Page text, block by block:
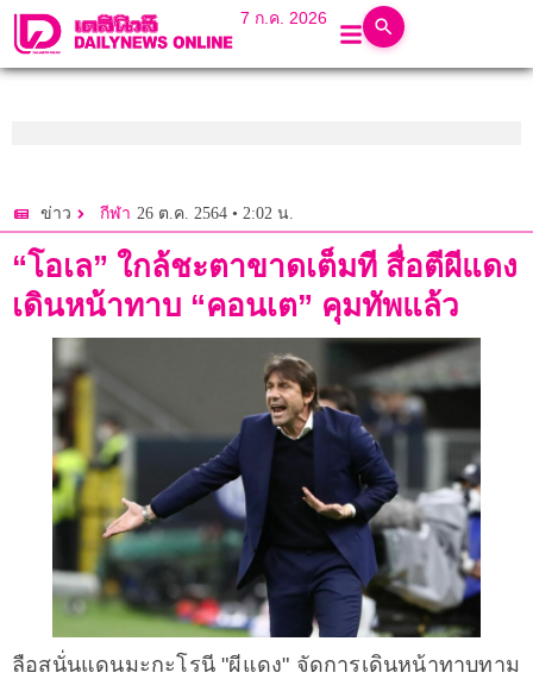
7 ก.ค. 2026
ข่าว กีฬา 26 ต.ค. 2564 • 2:02 น.
“โอเล” ใกล้ชะตาขาดเต็มที สื่อตีผีแดง
เดินหน้าทาบ “คอนเต” คุมทัพแล้ว
ลือสนั่นแดนมะกะโรนี "ผีแดง" จัดการเดินหน้าทาบทาม